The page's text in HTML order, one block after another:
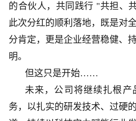
的合伙人，共同践行 "共担、
此次分红的顺利落地，既是对
分肯定，更是企业经营稳健、
明。
但这只是开始……
未来，公司将继续扎根产
务，以扎实的研发技术、过硬